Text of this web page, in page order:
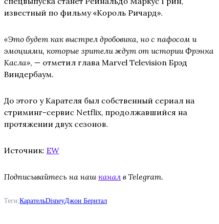
известный по фильму «Король Ричард».
«Это будет как выстрел дробовика, но с пафосом и
эмоциями, которые зрители ждут от истории Фрэнка
Касла», — отметил глава Marvel Television Брэд
Виндербаум.
До этого у Карателя был собственный сериал на
стриминг-сервис Netflix, продолжавшийся на
протяжении двух сезонов.
Источник: EW
Подписывайтесь на наш канал в Telegram.
Теги:КарательDisneyДжон Бернтал